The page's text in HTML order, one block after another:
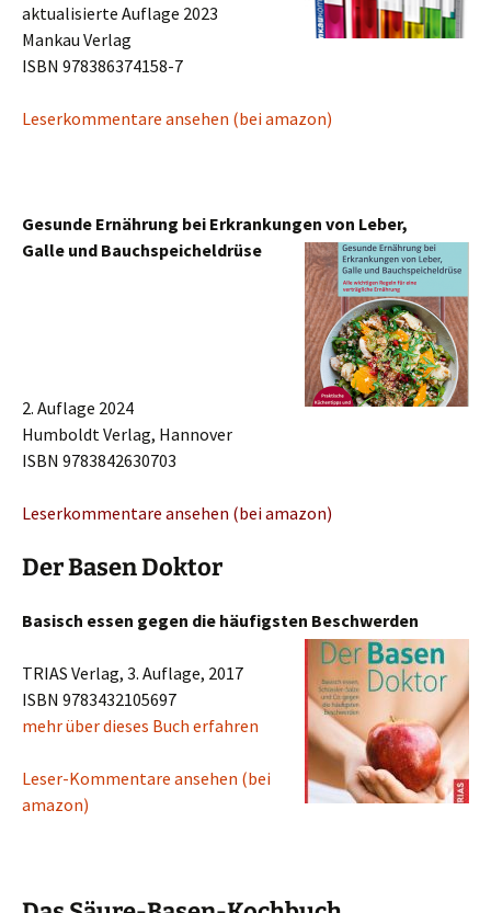
aktualisierte Auflage 2023
Mankau Verlag
ISBN 978386374158-7
Leserkommentare ansehen (bei amazon)
Gesunde Ernährung bei Erkrankungen von Leber,
Galle und Bauchspeicheldrüse
2. Auflage 2024
Humboldt Verlag, Hannover
ISBN 9783842630703
Leserkommentare ansehen (bei amazon)
Der Basen Doktor
Basisch essen gegen die häufigsten Beschwerden
TRIAS Verlag, 3. Auflage, 2017
ISBN 9783432105697
mehr über dieses Buch erfahren
Leser-Kommentare ansehen (bei
amazon)